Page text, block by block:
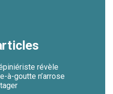
révèle
à-goutte n’arrose